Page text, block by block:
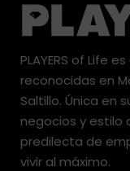
PLAYERS of Life
reconocidas en
Saltillo. Única en
negocios y estilo
predilecta de
vivir al máximo.